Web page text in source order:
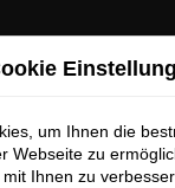
um Ihnen die
Webseite zu
Ihnen zu